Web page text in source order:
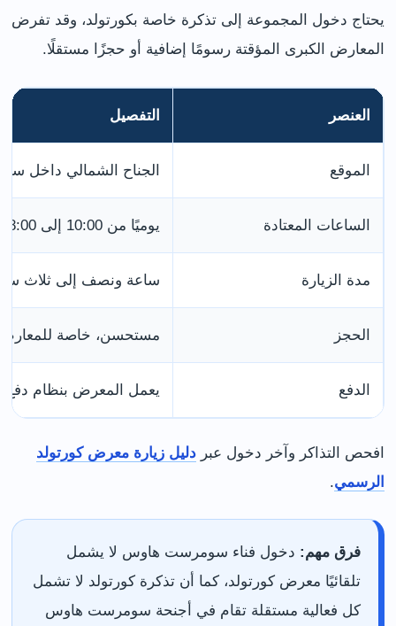
يحتاج دخول المجموعة إلى تذكرة خاصة بكورتولد، وقد تفرض
المعارض الكبرى المؤقتة رسومًا إضافية أو حجزًا مستقلًا.
العنصر التفصيل
الموقع الجناح الشمالي داخل
الساعات المعتادة يوميًا من 10:00 إلى 18:00
مدة الزيارة ساعة ونصف إلى ثلاث
الحجز مستحسن، خاصة للمعارض
الدفع يعمل المعرض بنظام دفع
افحص التذاكر وآخر دخول عبر دليل زيارة معرض كورتولد
الرسمي.
فرق مهم: دخول فناء سومرست هاوس لا يشمل
تلقائيًا معرض كورتولد، كما أن تذكرة كورتولد لا تشمل
كل فعالية مستقلة تقام في أجنحة سومرست هاوس